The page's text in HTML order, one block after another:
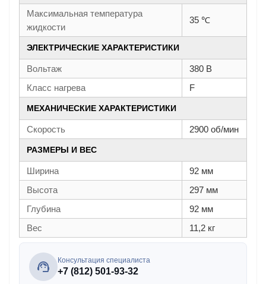
Максимальная температура
жидкости
35 ℃
ЭЛЕКТРИЧЕСКИЕ ХАРАКТЕРИСТИКИ
Вольтаж
380 В
Класс нагрева
F
МЕХАНИЧЕСКИЕ ХАРАКТЕРИСТИКИ
Скорость 2900 об/мин
РАЗМЕРЫ И ВЕС
Ширина
92 мм
Высота
297 мм
Глубина
92 мм
Вес
11,2 кг
Консультация специалиста
+7 (812) 501-93-32